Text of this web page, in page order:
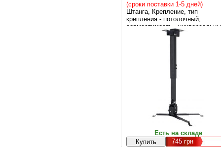
(сроки поставки 1-5 дней)
Штанга, Крепление, тип
крепления - потолочный,
совместимость -
угол наклона/поворота - -15° -
Есть на складе
745грн